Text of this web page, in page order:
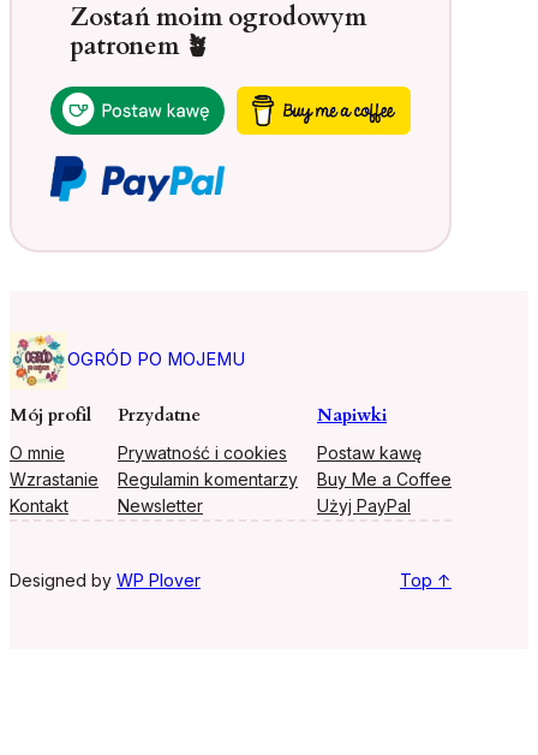
Zostań moim ogrodowym
patronem 🪴
OGRÓD PO MOJEMU
Mój profil
O mnie
Wzrastanie
Kontakt
Przydatne
Prywatność i cookies
Regulamin komentarzy
Newsletter
Napiwki
Postaw kawę
Buy Me a Coffee
Użyj PayPal
Designed by WP Plover Top ↑